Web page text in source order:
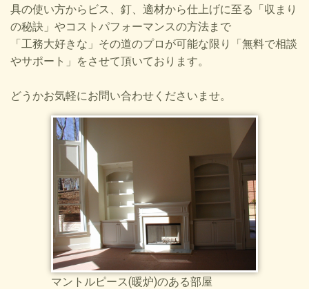
具の使い方からビス、釘、適材から仕上げに至る「収まり
の秘訣」やコストパフォーマンスの方法まで
「工務大好きな」その道のプロが可能な限り「無料で相談
やサポート」をさせて頂いております。
どうかお気軽にお問い合わせくださいませ。
マントルピース(暖炉)のある部屋